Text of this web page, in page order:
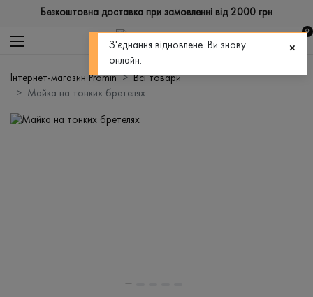
Безкоштовна доставка при замовленні від 2000 грн
0
Інтернет-магазин Promin
Всі товари
Майка на тонких бретелях
З'єднання відновлене. Ви знову
онлайн.